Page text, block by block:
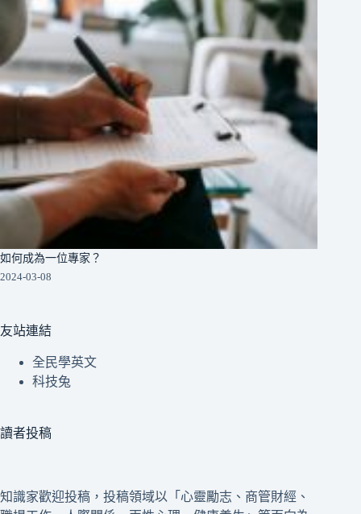
如何成為一位專家？
2024-03-08
友站連結
全民學英文
科技兔
讀者投稿
知識家歡迎投稿，投稿領域以「心靈勵志、商管財經、